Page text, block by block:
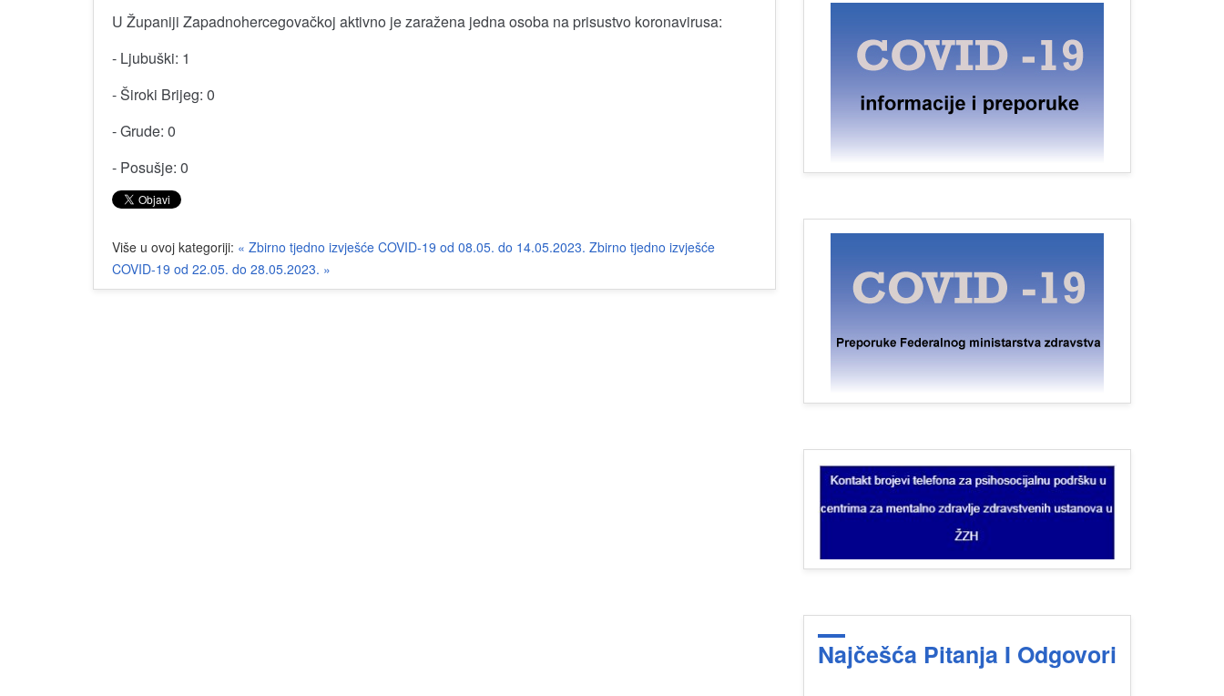
U Županiji Zapadnohercegovačkoj aktivno je zaražena jedna osoba na prisustvo koronavirusa:
- Ljubuški: 1
- Široki Brijeg: 0
- Grude: 0
- Posušje: 0
Više u ovoj kategoriji: « Zbirno tjedno izvješće COVID-19 od 08.05. do 14.05.2023. Zbirno tjedno izvješće
COVID-19 od 22.05. do 28.05.2023. »
Najčešća Pitanja I Odgovori